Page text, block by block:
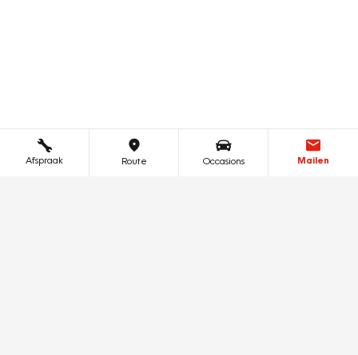
Afspraak Route Occasions Mailen